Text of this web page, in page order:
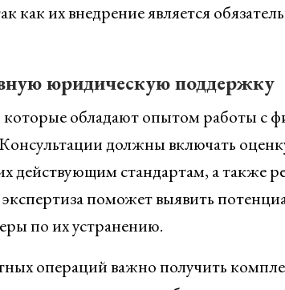
как их внедрение является
юридическую поддержку
обладают опытом работы с
должны включать
действующим стандартам, а также
поможет выявить
по их устранению.
операций важно получить